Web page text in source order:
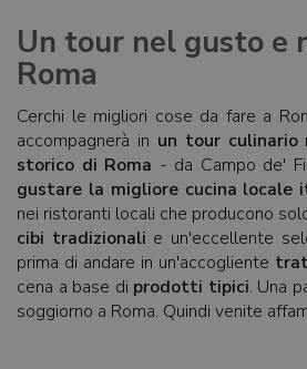
Un tour nel gusto e
Roma
Cerchi le migliori cose da fare a
accompagnerà in un tour
storico di Roma - da Campo de'
gustare la migliore cucina locale
nei ristoranti locali che producono
cibi tradizionali e un'eccellente
prima di andare in un'accogliente
cena a base di prodotti tipici. Una
soggiorno a Roma. Quindi venite